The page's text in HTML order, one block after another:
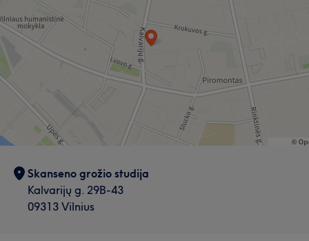
Skanseno grožio studija
Kalvarijų g. 29B-43
09313 Vilnius